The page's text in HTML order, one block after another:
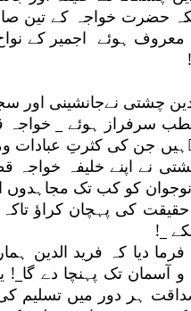
حضرت خواجہ کے تین
ہوئے اجمیر کے نواح
چشتی نےجانشینی اور
سرفراز ہوئے _ خواجہ
جن کی کثرتِ عبادات
نے اپنے خلیفہ خواجہ
نوجوان کو کب تک
حقیقت کی پہچان کراؤ
_!
دیا کہ فرید الدین
تک پہنچا دے گا_!
ہر دور میں تسلیم